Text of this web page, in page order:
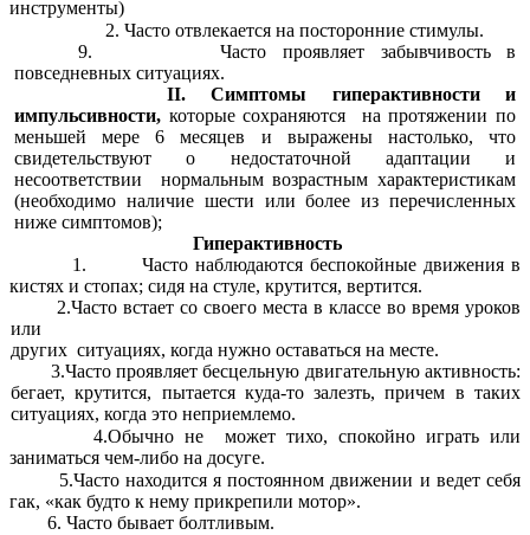
инструменты)
Часто отвлекается на посторонние стимулы.
9. Часто проявляет забывчивость в
повседневных ситуациях.
II. Симптомы гиперактивности и
импульсивности,которые сохраняются на протяжении по
меньшей мере 6 месяцев и выражены настолько, что
свидетельствуют о недостаточной адаптации и
несоответствии нормальным возрастным характеристикам
(необходимо наличие шести или более из перечисленных
ниже симптомов);
Гиперактивность
1. Часто наблюдаются беспокойные движения в
кистях и стопах; сидя нa стуле, крутится, вертится.
2.Часто встает со своего места в классе во время уроков
или
других ситуациях, когда нужно оставаться на месте.
3.Часто проявляет бесцельную двигательную активность:
бегает, крутится, пытается куда-то залезть, причем в таких
ситуациях, когда это неприемлемо.
4.Обычно не может тихо, спокойно играть или
заниматься чем-либо на досуге.
5.Часто находится я постоянном движении и ведет себя
гак, «как будто к нему прикрепили мотор».
6. Часто бывает болтливым.